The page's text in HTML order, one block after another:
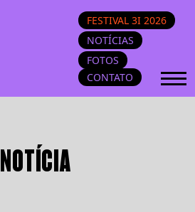
FESTIVAL 3I 2026
NOTÍCIAS
FOTOS
CONTATO
NOTÍCIA